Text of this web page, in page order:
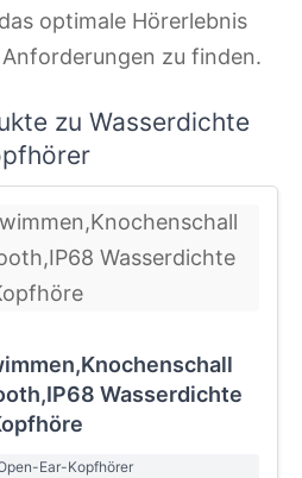
optimale Hörerlebnis
zu finden.
zu Wasserdichte
Wasserdichte
Ear-Kopfhörer